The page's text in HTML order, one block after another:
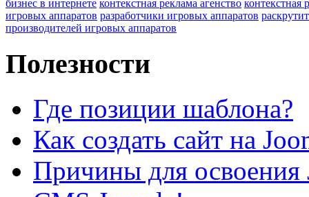
бизнес в интернете контекстная реклама агенство контекстная
игровых аппаратов разработчики игровых аппаратов
производителей игровых аппаратов
Полезности
Где позиции шаблона?
Как создать сайт на
Причины для освоения